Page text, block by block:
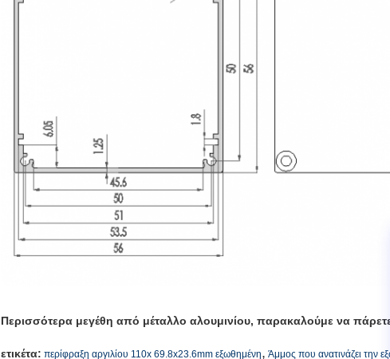
Περισσότερα μεγέθη από μέταλλο αλουμινίου, παρακαλούμε να
ετικέτα: περίφραξη αργιλίου 110x 69.8x23.6mm εξωθημένη, Άμμος που ανατινάζει την